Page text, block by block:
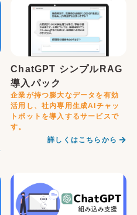
ChatGPT シンプルRAG
導入パック
企業が持つ膨大なデータを有効
活用し、社内専用生成AIチャッ
トボットを導入するサービスで
す。
詳しくはこちらから